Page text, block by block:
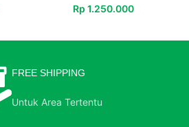
Rp 1.250.000
FREE SHIPPING
Untuk Area Tertentu